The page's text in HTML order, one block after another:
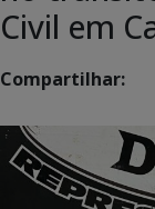
Civil em
Compartilhar: